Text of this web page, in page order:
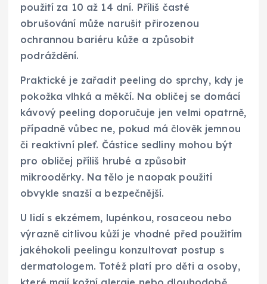
použití za 10 až 14 dní. Příliš časté
obrušování může narušit přirozenou
ochrannou bariéru kůže a způsobit
podráždění.
Praktické je zařadit peeling do sprchy, kdy je
pokožka vlhká a měkčí. Na obličej se domácí
kávový peeling doporučuje jen velmi opatrně,
případně vůbec ne, pokud má člověk jemnou
či reaktivní pleť. Částice sedliny mohou být
pro obličej příliš hrubé a způsobit
mikrooděrky. Na tělo je naopak použití
obvykle snazší a bezpečnější.
U lidí s ekzémem, lupénkou, rosaceou nebo
výrazně citlivou kůží je vhodné před použitím
jakéhokoli peelingu konzultovat postup s
dermatologem. Totéž platí pro děti a osoby,